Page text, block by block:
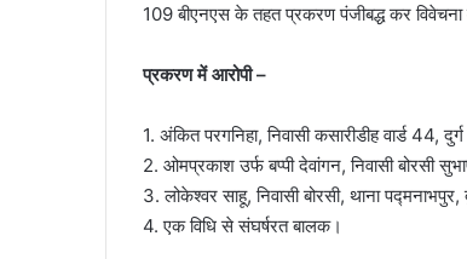
109 बीएनएस के तहत प्रकरण पंजीबद्ध कर विवेचना
प्रकरण में आरोपी –
1. अंकित परगनिहा, निवासी कसारीडीह वार्ड 44,
2. ओमप्रकाश उर्फ बप्पी देवांगन, निवासी बोरसी
3. लोकेश्वर साहू, निवासी बोरसी, थाना पद्मनाभपुर,
4. एक विधि से संघर्षरत बालक।